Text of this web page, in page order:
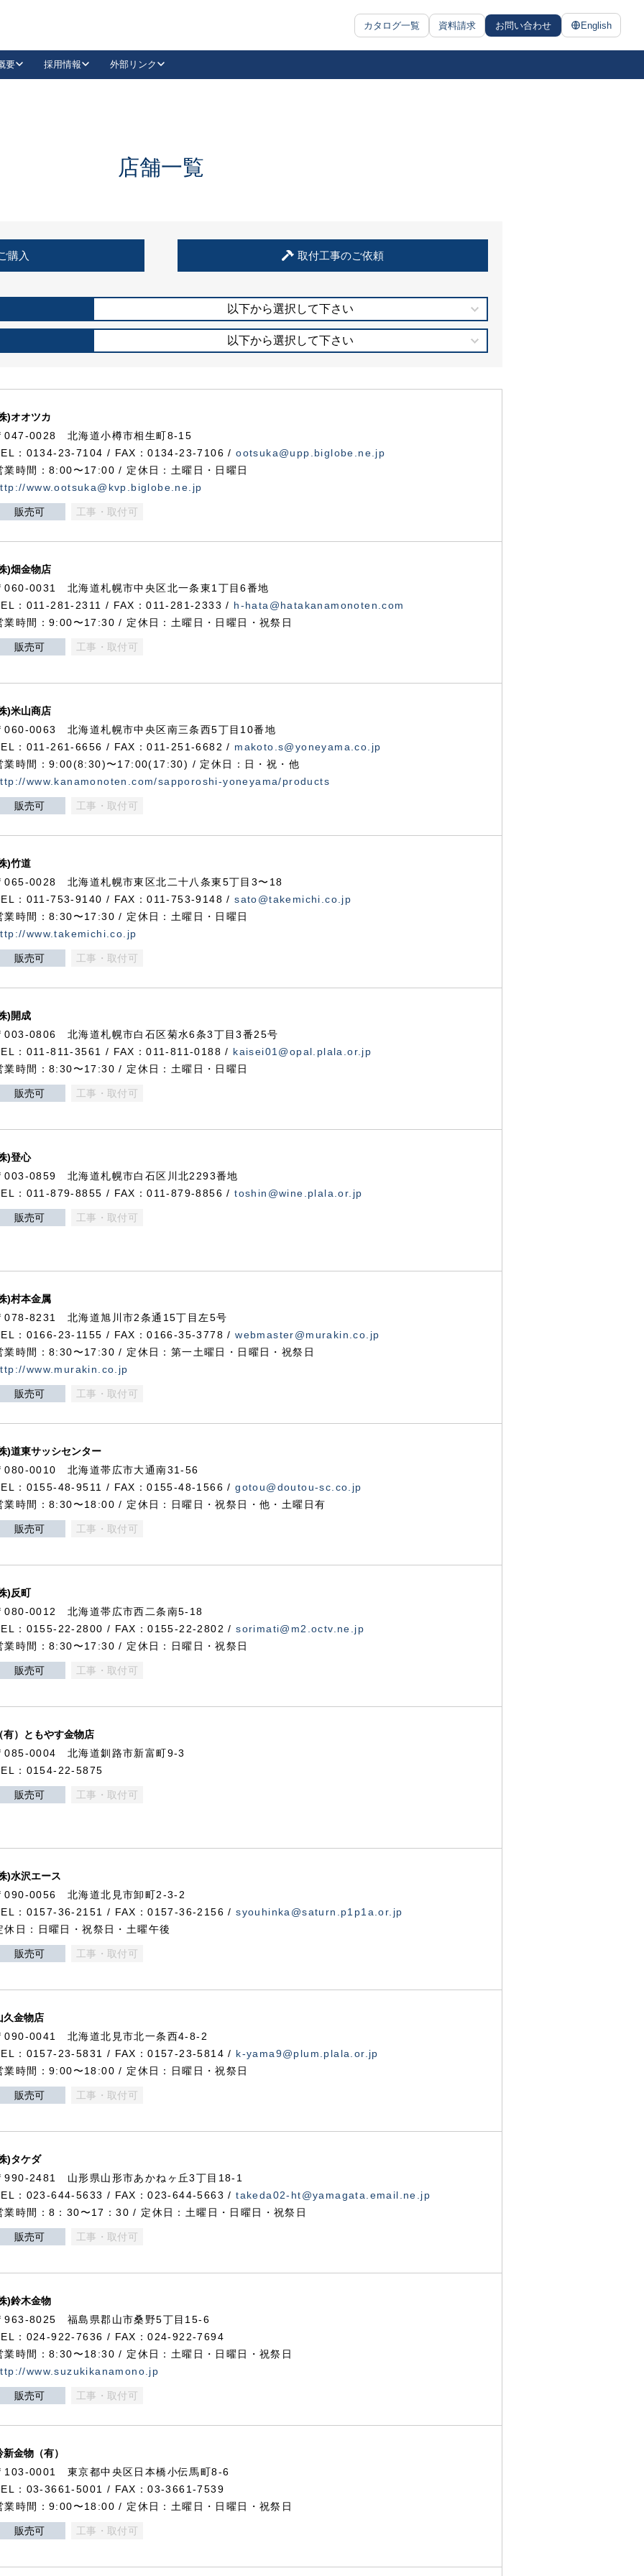
カタログ一覧 資料請求 お問い合わせ English
抗ウイルス・抗菌製品
要 採用情報 外部リンク
LinkedIn
住宅使用部材標準化推進協議会
店舗一覧
購入 取付工事のご依頼
以下から選択して下さい
以下から選択して下さい
)オオツカ
047-0028 北海道小樽市相生町8-15
：0134-23-7104 / FAX：0134-23-7106 /ootsuka@upp.biglobe.ne.jp
業時間：8:00〜17:00 / 定休日：土曜日・日曜日
www.ootsuka@kvp.biglobe.ne.jp
販売可 工事・取付可
)畑金物店
060-0031 北海道札幌市中央区北一条東1丁目6番地
：011-281-2311 / FAX：011-281-2333 / h-hata@hatakanamonoten.com
業時間：9:00〜17:30 / 定休日：土曜日・日曜日・祝祭日
販売可 工事・取付可
)米山商店
060-0063 北海道札幌市中央区南三条西5丁目10番地
：011-261-6656 / FAX：011-251-6682 / makoto.s@yoneyama.co.jp
業時間：9:00(8:30)〜17:00(17:30) / 定休日：日・祝・他
www.kanamonoten.com/sapporoshi-yoneyama/products
販売可 工事・取付可
)竹道
065-0028 北海道札幌市東区北二十八条東5丁目3〜18
：011-753-9140 / FAX：011-753-9148 /sato@takemichi.co.jp
業時間：8:30〜17:30 / 定休日：土曜日・日曜日
www.takemichi.co.jp
販売可 工事・取付可
)開成
003-0806 北海道札幌市白石区菊水6条3丁目3番25号
：011-811-3561 / FAX：011-811-0188 / kaisei01@opal.plala.or.jp
業時間：8:30〜17:30 / 定休日：土曜日・日曜日
販売可 工事・取付可
)登心
003-0859 北海道札幌市白石区川北2293番地
：011-879-8855 / FAX：011-879-8856 /toshin@wine.plala.or.jp
販売可 工事・取付可
)村本金属
078-8231 北海道旭川市2条通15丁目左5号
：0166-23-1155 / FAX：0166-35-3778 /webmaster@murakin.co.jp
業時間：8:30〜17:30 / 定休日：第一土曜日・日曜日・祝祭日
www.murakin.co.jp
販売可 工事・取付可
)道東サッシセンター
080-0010 北海道帯広市大通南31-56
：0155-48-9511 / FAX：0155-48-1566 /gotou@doutou-sc.co.jp
業時間：8:30〜18:00 / 定休日：日曜日・祝祭日・他・土曜日有
販売可 工事・取付可
)反町
080-0012 北海道帯広市西二条南5-18
：0155-22-2800 / FAX：0155-22-2802 /sorimati@m2.octv.ne.jp
業時間：8:30〜17:30 / 定休日：日曜日・祝祭日
販売可 工事・取付可
有）ともやす金物店
085-0004 北海道釧路市新富町9-3
：0154-22-5875
販売可 工事・取付可
)水沢エース
090-0056 北海道北見市卸町2-3-2
：0157-36-2151 / FAX：0157-36-2156 /syouhinka@saturn.p1p1a.or.jp
休日：日曜日・祝祭日・土曜午後
販売可 工事・取付可
久金物店
090-0041 北海道北見市北一条西4-8-2
：0157-23-5831 / FAX：0157-23-5814 / k-yama9@plum.plala.or.jp
業時間：9:00〜18:00 / 定休日：日曜日・祝祭日
販売可 工事・取付可
)タケダ
990-2481 山形県山形市あかねヶ丘3丁目18-1
：023-644-5633 / FAX：023-644-5663 /takeda02-ht@yamagata.email.ne.jp
業時間：8：30〜17：30 / 定休日：土曜日・日曜日・祝祭日
販売可 工事・取付可
)鈴木金物
963-8025 福島県郡山市桑野5丁目15-6
：024-922-7636 / FAX：024-922-7694
業時間：8:30〜18:30 / 定休日：土曜日・日曜日・祝祭日
www.suzukikanamono.jp
販売可 工事・取付可
新金物（有）
103-0001 東京都中央区日本橋小伝馬町8-6
：03-3661-5001 / FAX：03-3661-7539
業時間：9:00〜18:00 / 定休日：土曜日・日曜日・祝祭日
販売可 工事・取付可